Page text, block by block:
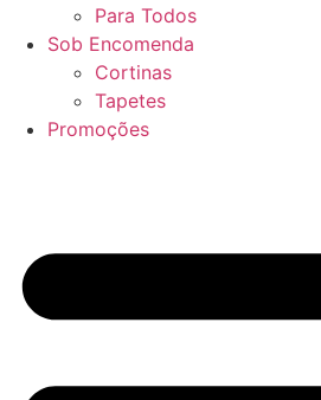
Para Todos
Sob Encomenda
Cortinas
Tapetes
Promoções